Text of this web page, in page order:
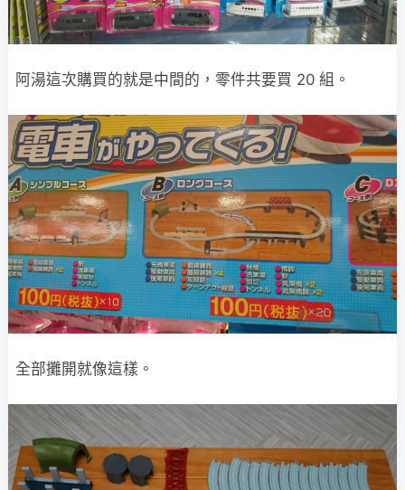
阿湯這次購買的就是中間的，零件共要買 20 組。
全部攤開就像這樣。